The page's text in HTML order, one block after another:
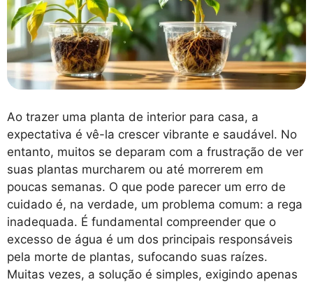
Ao trazer uma planta de interior para casa, a
expectativa é vê-la crescer vibrante e saudável. No
entanto, muitos se deparam com a frustração de ver
suas plantas murcharem ou até morrerem em
poucas semanas. O que pode parecer um erro de
cuidado é, na verdade, um problema comum: a rega
inadequada. É fundamental compreender que o
excesso de água é um dos principais responsáveis
pela morte de plantas, sufocando suas raízes.
Muitas vezes, a solução é simples, exigindo apenas